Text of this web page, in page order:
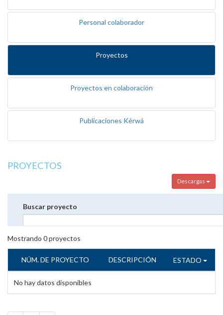
Personal colaborador
Proyectos
Proyectos en colaboración
Publicaciones Kérwá
PROYECTOS
Descargas
Buscar proyecto
Mostrando 0proyectos
NÚM. DE PROYECTO DESCRIPCIÓN ESTADO
No hay datos disponibles